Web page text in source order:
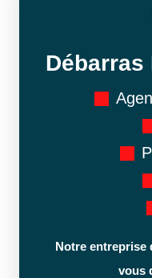
Notre entreprise
vous